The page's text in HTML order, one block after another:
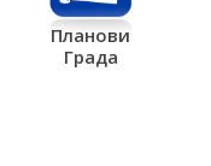
Планови
Града